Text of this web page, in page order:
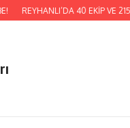
40 EKİP VE 215 POLİS İLE